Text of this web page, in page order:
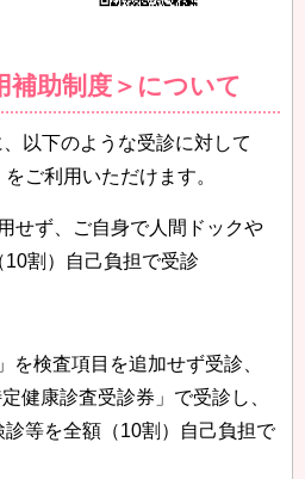
補助制度＞について
、以下のような受診に対して
ご利用いただけます。
せず、ご自身で人間ドックや
割）自己負担で受診
を検査項目を追加せず受診、
健康診査受診券」で受診し、
等を全額（10割）自己負担で